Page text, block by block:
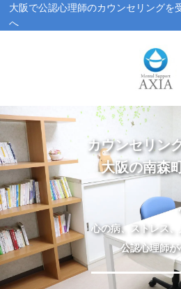
大阪で公認心理師のカウンセリングを
へ
アクセス・受付時間
サービス・料金一覧
心理検査
実績紹介
カウンセリン
大阪の南森
心の病、ストレス
公認心理師